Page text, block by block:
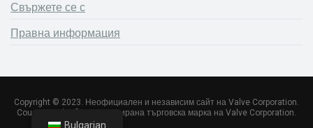
Свържете се с
Правна информация
Copyright © 2023. Неофициален и независим сайт на Valve Corporation.
Counter Strike ® е регистрирана търговска марка на Valve Corporation.
Bulgarian